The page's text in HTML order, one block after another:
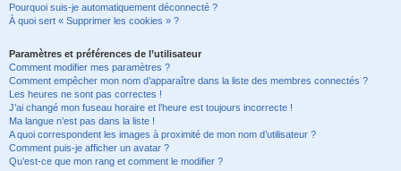
Pourquoi suis-je automatiquement déconnecté ?
À quoi sert « Supprimer les cookies » ?
Paramètres et préférences de l’utilisateur
Comment modifier mes paramètres ?
Comment empêcher mon nom d’apparaître dans la liste des membres connectés ?
Les heures ne sont pas correctes !
J’ai changé mon fuseau horaire et l’heure est toujours incorrecte !
Ma langue n’est pas dans la liste !
A quoi correspondent les images à proximité de mon nom d’utilisateur ?
Comment puis-je afficher un avatar ?
Qu’est-ce que mon rang et comment le modifier ?